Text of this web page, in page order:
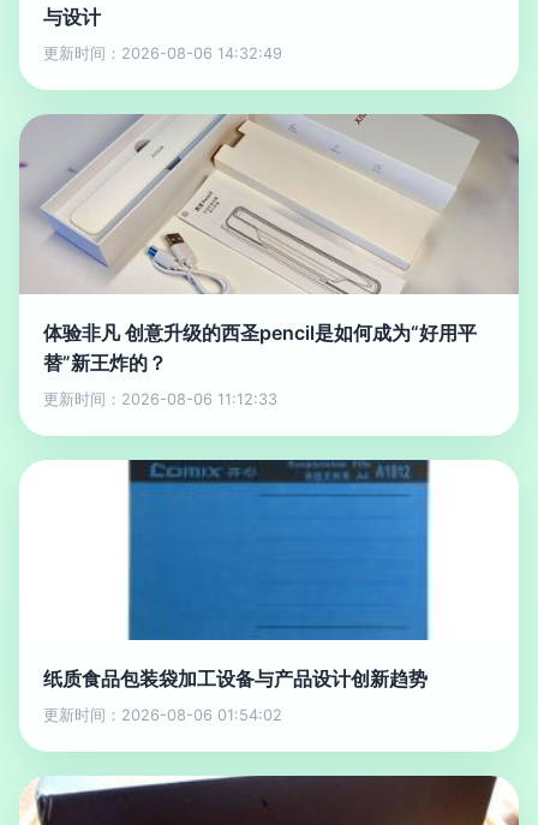
与设计
更新时间：2026-08-06 14:32:49
体验非凡 创意升级的西圣pencil是如何成为“好用平
替”新王炸的？
更新时间：2026-08-06 11:12:33
纸质食品包装袋加工设备与产品设计创新趋势
更新时间：2026-08-06 01:54:02